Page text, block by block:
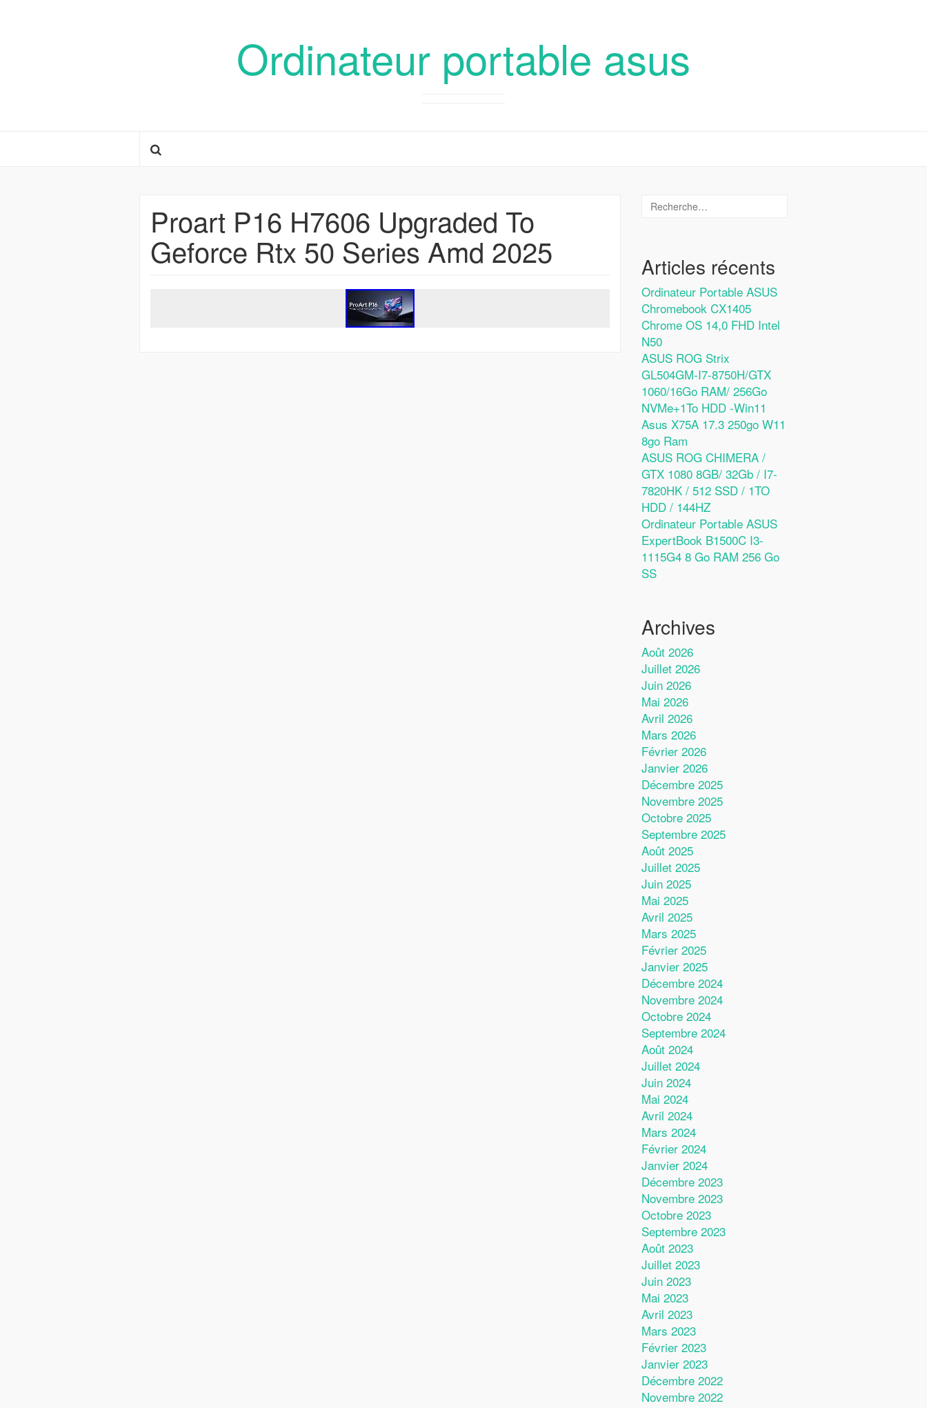
Ordinateur portable asus
Proart P16 H7606 Upgraded To
Geforce Rtx 50 Series Amd 2025 Articles récents
Ordinateur Portable ASUS
Chromebook CX1405
Chrome OS 14,0 FHD Intel
N50
ASUS ROG Strix
GL504GM-I7-8750H/GTX
1060/16Go RAM/ 256Go
NVMe+1To HDD -Win11
Asus X75A 17.3 250go W11
8go Ram
ASUS ROG CHIMERA /
GTX 1080 8GB/ 32Gb / I7-
7820HK / 512 SSD / 1TO
HDD / 144HZ
Ordinateur Portable ASUS
ExpertBook B1500C I3-
1115G4 8 Go RAM 256 Go
SS
Archives
Août 2026
Juillet 2026
Juin 2026
Mai 2026
Avril 2026
Mars 2026
Février 2026
Janvier 2026
Décembre 2025
Novembre 2025
Octobre 2025
Septembre 2025
Août 2025
Juillet 2025
Juin 2025
Mai 2025
Avril 2025
Mars 2025
Février 2025
Janvier 2025
Décembre 2024
Novembre 2024
Octobre 2024
Septembre 2024
Août 2024
Juillet 2024
Juin 2024
Mai 2024
Avril 2024
Mars 2024
Février 2024
Janvier 2024
Décembre 2023
Novembre 2023
Octobre 2023
Septembre 2023
Août 2023
Juillet 2023
Juin 2023
Mai 2023
Avril 2023
Mars 2023
Février 2023
Janvier 2023
Décembre 2022
Novembre 2022